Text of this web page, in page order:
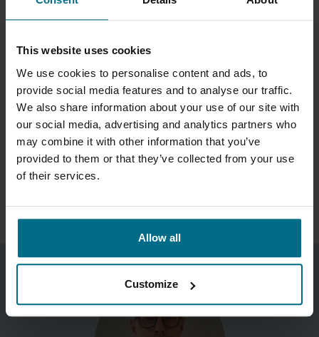
This website uses cookies
We use cookies to personalise content and ads, to
provide social media features and to analyse our traffic.
We also share information about your use of our site with
our social media, advertising and analytics partners who
may combine it with other information that you’ve
provided to them or that they’ve collected from your use
of their services.
Allow all
Customize
BROSCHYR
Elmo Rietschle G Series Catalogue_EN.pdf